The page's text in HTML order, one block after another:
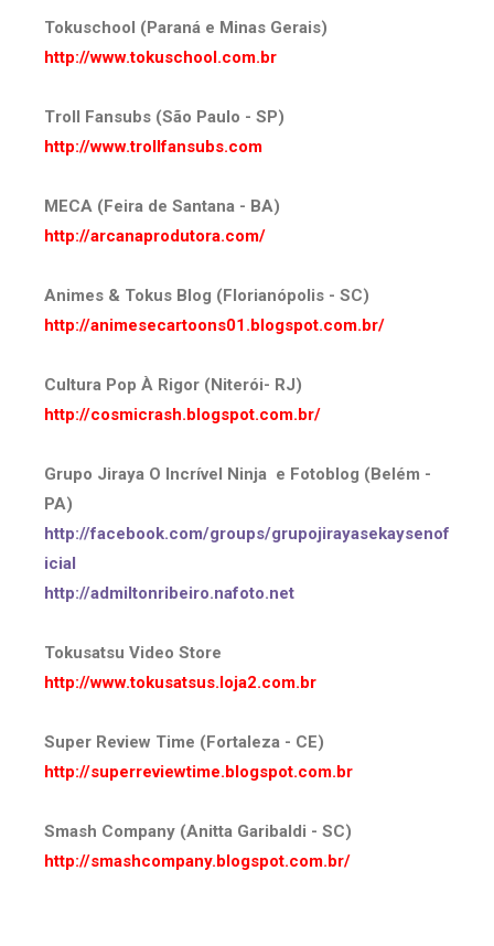
Tokuschool (Paraná e Minas Gerais)
http://www.tokuschool.com.br
Troll Fansubs (São Paulo - SP)
http://www.trollfansubs.com
MECA (Feira de Santana - BA)
http://arcanaprodutora.com/
Animes & Tokus Blog (Florianópolis - SC)
http://animesecartoons01.blogspot.com.br/
Cultura Pop À Rigor (Niterói- RJ)
http://cosmicrash.blogspot.com.br/
Grupo Jiraya O Incrível Ninja e Fotoblog (Belém -
PA)
http://facebook.com/groups/grupojirayasekaysenof
icial
http://admiltonribeiro.nafoto.net
Tokusatsu Video Store
http://www.tokusatsus.loja2.com.br
Super Review Time (Fortaleza - CE)
http://superreviewtime.blogspot.com.br
Smash Company (Anitta Garibaldi - SC)
http://smashcompany.blogspot.com.br/